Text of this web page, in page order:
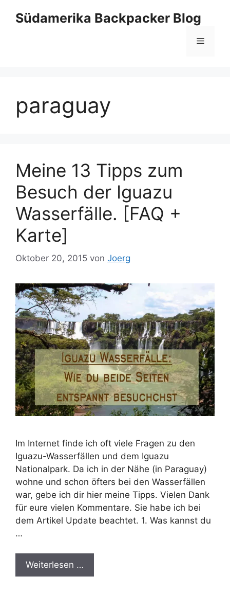
InhaltSüdamerika Backpacker Blog
Menü
paraguay
Meine 13 Tipps zum
Besuch der Iguazu
Wasserfälle. [FAQ +
Karte]
Oktober 20, 2015 von Joerg
Im Internet finde ich oft viele Fragen zu den
Iguazu-Wasserfällen und dem Iguazu
Nationalpark. Da ich in der Nähe (in Paraguay)
wohne und schon öfters bei den Wasserfällen
war, gebe ich dir hier meine Tipps. Vielen Dank
für eure vielen Kommentare. Sie habe ich bei
dem Artikel Update beachtet. 1. Was kannst du
…
Weiterlesen …